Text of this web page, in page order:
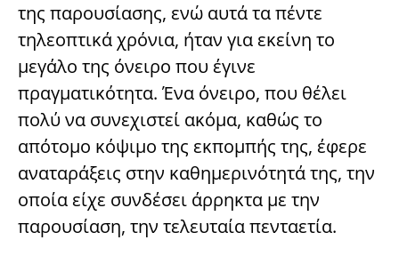
της παρουσίασης, ενώ αυτά τα πέντε
τηλεοπτικά χρόνια, ήταν για εκείνη το
μεγάλο της όνειρο που έγινε
πραγματικότητα. Ένα όνειρο, που θέλει
πολύ να συνεχιστεί ακόμα, καθώς το
απότομο κόψιμο της εκπομπής της, έφερε
αναταράξεις στην καθημερινότητά της, την
οποία είχε συνδέσει άρρηκτα με την
παρουσίαση, την τελευταία πενταετία.